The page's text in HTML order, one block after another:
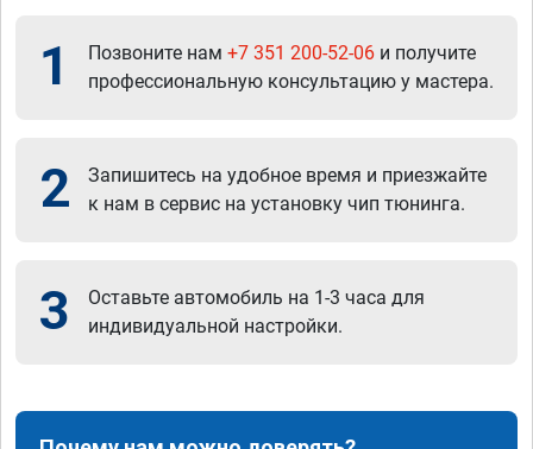
1 Позвоните нам +7 351 200-52-06 и получите
профессиональную консультацию у мастера.
2
Запишитесь на удобное время и приезжайте
к нам в сервис на установку чип тюнинга.
3
Оставьте автомобиль на 1-3 часа для
индивидуальной настройки.